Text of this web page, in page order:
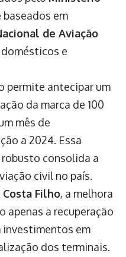
baseados em
de Aviação
e
permite antecipar um
da marca de 100
mês de
a 2024. Essa
consolida a
civil no país.
Filho, a melhora
apenas a recuperação
investimentos em
dos terminais.